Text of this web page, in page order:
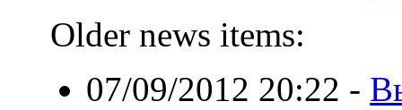
Older news items:
07/09/2012 20:22 -